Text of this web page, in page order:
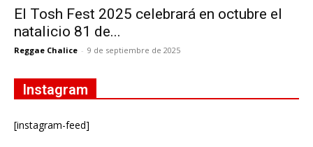
El Tosh Fest 2025 celebrará en octubre el
natalicio 81 de...
Reggae Chalice - 9 de septiembre de 2025
Instagram
[instagram-feed]